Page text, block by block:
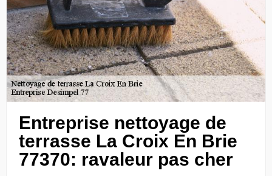
Entreprise nettoyage de
terrasse La Croix En Brie
77370: ravaleur pas cher